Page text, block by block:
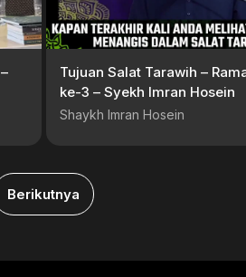
Tujuan Salat Tarawih –
ke-3 – Syekh Imran Hosein
Shaykh Imran Hosein
Berikutnya